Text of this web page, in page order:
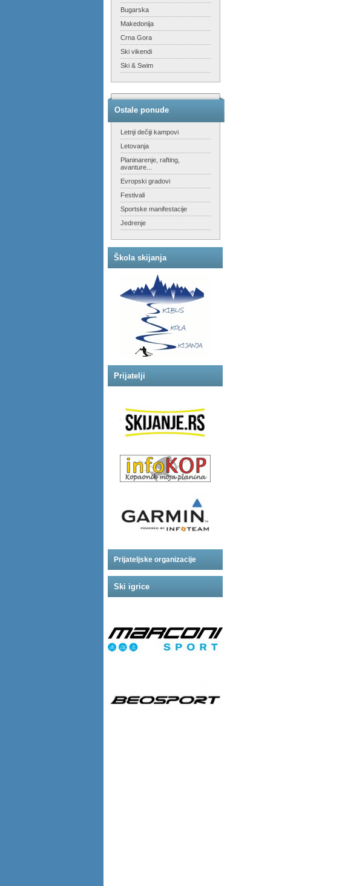
Bugarska
Makedonija
Crna Gora
Ski vikendi
Ski & Swim
Ostale ponude
Letnji dečiji kampovi
Letovanja
Planinarenje, rafting,
avanture...
Evropski gradovi
Festivali
Sportske manifestacije
Jedrenje
Škola skijanja
Prijatelji
Prijateljske organizacije
Ski igrice